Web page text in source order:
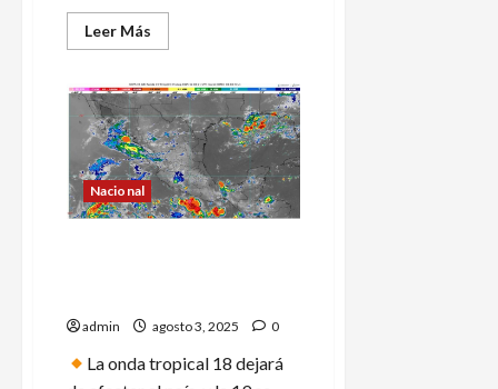
Leer Más
más
Gobierno
crea
Comisión
Presidencial
para
la
Reforma
Electoral
Nacional
admin agosto 3, 2025 0
La onda tropical 18 dejará